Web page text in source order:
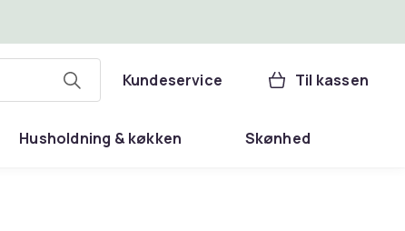
Kundeservice Til kassen
Husholdning & køkken Skønhed